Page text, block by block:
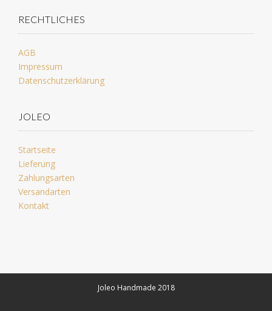
RECHTLICHES
AGB
Impressum
Datenschutzerklärung
JOLEO
Startseite
Lieferung
Zahlungsarten
Versandarten
Kontakt
Joleo Handmade 2018